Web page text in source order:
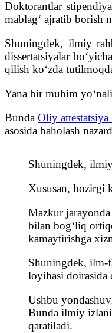
Doktorantlar
mablagʻ ajratib borish
Shuningdek, ilmiy
dissertatsiyalar
qilish koʻzda
Yana bir muhim
BundaOliy
asosida baholash
Shuningdek,
Xususan, hozirgi
Mazkur
bilan bogʻliq
kamaytirishga
Shuningdek, ilm-
loyihasi doirasida
Ushbu
Bunda ilmiy
qaratiladi.